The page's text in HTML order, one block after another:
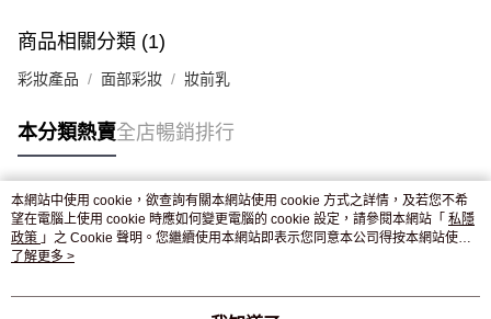
付款後門市自取，訂單確認後2-4個工作天到店，7天內取。逾期後
商品相關分類 (1)
彩妝產品 面部彩妝 妝前乳
本分類熱賣全店暢銷排行
熱門標籤
熱銷排行
本網站中使用 cookie，欲查詢有關本網站使用 cookie 方式之詳情，及若您不希
望在電腦上使用 cookie 時應如何變更電腦的 cookie 設定，請參閱本網站「 私隱
政策 」之 Cookie 聲明。您繼續使用本網站即表示您同意本公司得按本網站使用
條款之 Cookie 聲明使用 cookie。
了解更多 >